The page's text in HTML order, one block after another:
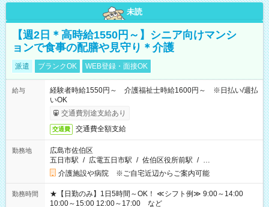
未読
【週2日＊高時給1550円～】シニア向けマンシ
ョンで食事の配膳や見守り＊介護
派遣 ブランクOK WEB登録・面接OK
給与
経験者時給1550円～ 介護福祉士時給1600円～ ※日払い/週払
いOK
交通費別途支給あり
交通費 交通費全額支給
勤務地
広島市佐伯区
五日市駅 / 広電五日市駅 / 佐伯区役所前駅 / …
介護施設や病院 ※ご自宅近辺からご案内可能
勤務時間
★【日勤のみ】1日5時間～OK！ ≪シフト例≫ 9:00～14:00
10:00～15:00 12:00～17:00 など